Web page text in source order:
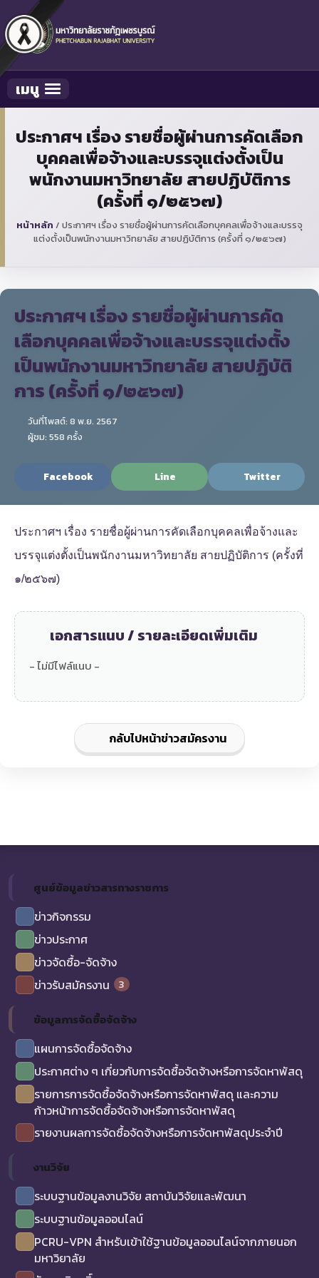
Toggle navigation
เมนู
ประกาศฯ เรื่อง รายชื่อผู้ผ่านการคัดเลือก
บุคคลเพื่อจ้างและบรรจุแต่งตั้งเป็น
พนักงานมหาวิทยาลัย สายปฏิบัติการ
(ครั้งที่ ๑/๒๕๖๗)
หน้าหลัก / ประกาศฯ เรื่อง รายชื่อผู้ผ่านการคัดเลือกบุคคลเพื่อจ้างและบรรจุ
แต่งตั้งเป็นพนักงานมหาวิทยาลัย สายปฏิบัติการ (ครั้งที่ ๑/๒๕๖๗)
ประกาศฯ เรื่อง รายชื่อผู้ผ่านการคัด
เลือกบุคคลเพื่อจ้างและบรรจุแต่งตั้ง
เป็นพนักงานมหาวิทยาลัย สายปฏิบัติ
การ (ครั้งที่ ๑/๒๕๖๗)
วันที่โพสต์: 8 พ.ย. 2567
ผู้ชม: 558 ครั้ง
Facebook Line Twitter
ประกาศฯ เรื่อง รายชื่อผู้ผ่านการคัดเลือกบุคคลเพื่อจ้างและ
บรรจุแต่งตั้งเป็นพนักงานมหาวิทยาลัย สายปฏิบัติการ (ครั้งที่
๑/๒๕๖๗)
เอกสารแนบ / รายละเอียดเพิ่มเติม
- ไม่มีไฟล์แนบ -
กลับไปหน้าข่าวสมัครงาน
ศูนย์ข้อมูลข่าวสารทางราชการ
ข่าวกิจกรรม
ข่าวประกาศ
ข่าวจัดซื้อ-จัดจ้าง
ข่าวรับสมัครงาน
3
ข้อมูลการจัดซื้อจัดจ้าง
แผนการจัดซื้อจัดจ้าง
ประกาศต่าง ๆ เกี่ยวกับการจัดซื้อจัดจ้างหรือการจัดหาพัสดุ
รายการการจัดซื้อจัดจ้างหรือการจัดหาพัสดุ และความ
ก้าวหน้าการจัดซื้อจัดจ้างหรือการจัดหาพัสดุ
รายงานผลการจัดซื้อจัดจ้างหรือการจัดหาพัสดุประจำปี
งานวิจัย
ระบบฐานข้อมูลงานวิจัย สถาบันวิจัยและพัฒนา
ระบบฐานข้อมูลออนไลน์
PCRU-VPN สำหรับเข้าใช้ฐานข้อมูลออนไลน์จากภายนอก
มหาวิยาลัย